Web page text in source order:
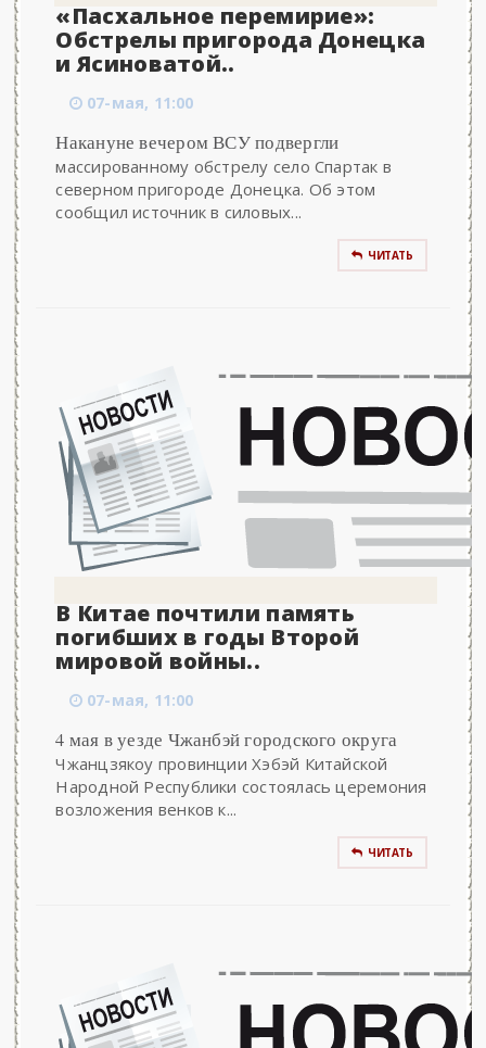
«Пасхальное перемирие»:
Обстрелы пригорода Донецка
и Ясиноватой..
07-мая, 11:00
Накануне вечером ВСУ подвергли
массированному обстрелу село Спартак в
северном пригороде Донецка. Об этом
сообщил источник в силовых...
ЧИТАТЬ
В Китае почтили память
погибших в годы Второй
мировой войны..
07-мая, 11:00
4 мая в уезде Чжанбэй городского округа
Чжанцзякоу провинции Хэбэй Китайской
Народной Республики состоялась церемония
возложения венков к...
ЧИТАТЬ